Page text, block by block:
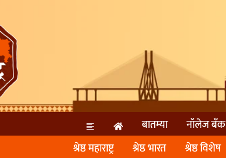
बातम्या नॉलेज बॅंक
श्रेष्ठ महाराष्ट्र
श्रेष्ठ भारत श्रेष्ठ विशेष